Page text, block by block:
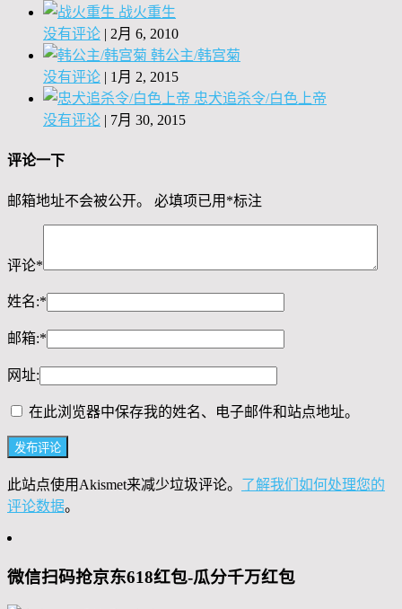
战火重生
没有评论 | 2月 6, 2010
韩公主/韩宫菊
没有评论 | 1月 2, 2015
忠犬追杀令/白色上帝
没有评论 | 7月 30, 2015
评论一下
邮箱地址不会被公开。 必填项已用 *标注
评论*
姓名:*
邮箱:*
网址:
在此浏览器中保存我的姓名、电子邮件和站点地址。
此站点使用Akismet来减少垃圾评论。 了解我们如何处理您的
评论数据。
微信扫码抢京东618红包-瓜分千万红包